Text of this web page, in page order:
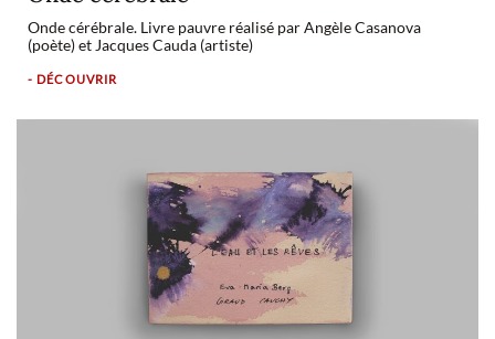
Onde cérébrale. Livre pauvre réalisé par Angèle Casanova
(poète) et Jacques Cauda (artiste)
- DÉCOUVRIR